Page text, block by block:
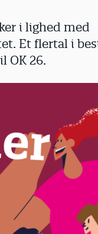
i lighed med
Et flertal i
OK 26.